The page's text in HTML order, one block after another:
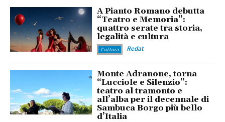
A Pianto Romano debutta
“Teatro e Memoria”:
quattro serate tra storia,
legalità e cultura
Cultura Redat
Monte Adranone, torna
“Lucciole e Silenzio”:
teatro al tramonto e
all’alba per il decennale di
Sambuca Borgo più bello
d’Italia